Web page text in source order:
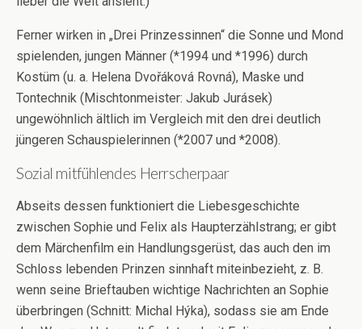
Ferner wirken in „Drei Prinzessinnen“ die Sonne und Mond
spielenden, jungen Männer (*1994 und *1996) durch
Kostüm (u. a. Helena Dvořáková Rovná), Maske und
Tontechnik (Mischtonmeister: Jakub Jurásek)
ungewöhnlich ältlich im Vergleich mit den drei deutlich
jüngeren Schauspielerinnen (*2007 und *2008).
Sozial mitfühlendes Herrscherpaar
Abseits dessen funktioniert die Liebesgeschichte
zwischen Sophie und Felix als Haupterzählstrang; er gibt
dem Märchenfilm ein Handlungsgerüst, das auch den im
Schloss lebenden Prinzen sinnhaft miteinbezieht, z. B.
wenn seine Brieftauben wichtige Nachrichten an Sophie
überbringen (Schnitt: Michal Hýka), sodass sie am Ende